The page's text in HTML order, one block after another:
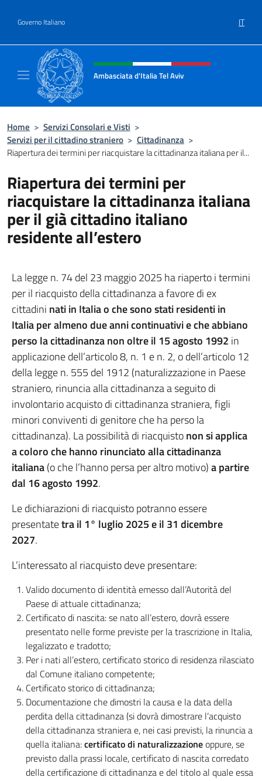
Governo Italiano IT
Intestazione sito, social e menù
Ambasciata d'Italia Tel Aviv
Home > Servizi Consolari e Visti >
Servizi per il cittadino straniero > Cittadinanza >
Riapertura dei termini per riacquistare la cittadinanza italiana per il...
Riapertura dei termini per
riacquistare la cittadinanza italiana
per il già cittadino italiano
residente all’estero
La legge n. 74 del 23 maggio 2025 ha riaperto i termini
per il riacquisto della cittadinanza a favore di ex
cittadini nati in Italia o che sono stati residenti in
Italia per almeno due anni continuativi e che abbiano
perso la cittadinanza non oltre il 15 agosto 1992 in
applicazione dell’articolo 8, n. 1 e n. 2, o dell’articolo 12
della legge n. 555 del 1912 (naturalizzazione in Paese
straniero, rinuncia alla cittadinanza a seguito di
involontario acquisto di cittadinanza straniera, figli
minori conviventi di genitore che ha perso la
cittadinanza). La possibilità di riacquistonon si applica
a coloro che hanno rinunciato alla cittadinanza
italiana(o che l’hanno persa per altro motivo)a partire
dal 16 agosto 1992.
Le dichiarazioni di riacquisto potranno essere
presentatetra il 1° luglio 2025 e il 31 dicembre
2027.
L’interessato al riacquisto deve presentare:
Valido documento di identità emesso dall’Autorità del
Paese di attuale cittadinanza;
Certificato di nascita: se nato all’estero, dovrà essere
presentato nelle forme previste per la trascrizione in Italia,
legalizzato e tradotto;
Per i nati all’estero, certificato storico di residenza rilasciato
dal Comune italiano competente;
Certificato storico di cittadinanza;
Documentazione che dimostri la causa e la data della
perdita della cittadinanza (si dovrà dimostrare l’acquisto
della cittadinanza straniera e, nei casi previsti, la rinuncia a
quella italiana:certificato di naturalizzazioneoppure, se
previsto dalla prassi locale, certificato di nascita corredato
della certificazione di cittadinanza e del titolo al quale essa